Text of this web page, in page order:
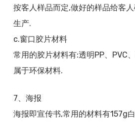
按客人样品而定,做好的样品给客
生产.
c.窗口胶片材料
常用的胶片材料有:透明PP、PVC
属于环保材料.
7、海报
海报即宣传书,常用的材料有157g